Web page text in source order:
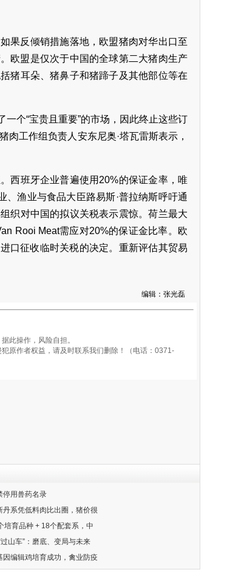
果反倾销措施落地，欧盟猪肉对华出口至
欧盟是仅次于中国的全球第二大猪肉生产
猪耳朵、猪鼻子和猪蹄子及其他部位等在
个“宝贵且重要”的市场，因此终止这些订
工作组负责人安东尼奥·塔瓦雷斯表示，
西班牙企业普遍使用20%的保证金率，唯
、渔业与食品大臣路易斯·普拉纳斯呼吁通
织对中国的拟议关税表示震惊。荷兰最大
Rooi Meat需应对20%的保证金比率。欧
口征收临时关税的决定。重新评估其贸易
编辑：张光磊
此操作，风险自担。
原作者权益，请及时联系我们删除！（电话：0371-
停用兽药名录
丹系凭低料肉比出圈，猪价很
培育品种 + 18个配套系，中
山车”：磨底、变局与未来
因编辑鸡培育成功，禽业防疫